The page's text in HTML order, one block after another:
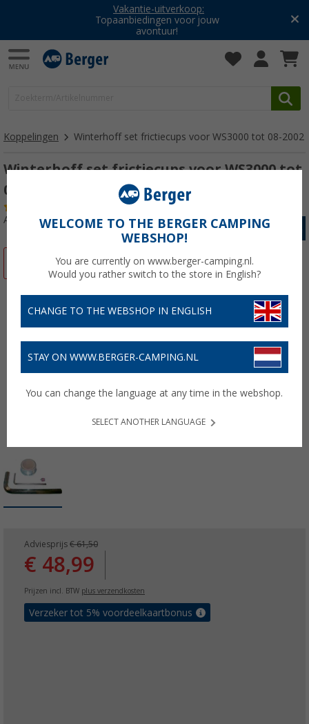
Vakantie-uitverkoop:
Topaanbiedingen voor jouw
avontuur!
Koppelingen Winterhoff set frictiecups voor WS3000 tot 08-2002
Winterhoff set frictiecups voor WS3000 tot
08-2002
Artikelnr: 154880
Adviesprijs € 61,50
€ 48,99
Prijzen incl. BTW plus verzendkosten
Verzeker tot 5% voordeelkaartbonus
WELCOME TO THE BERGER CAMPING
WEBSHOP!
You are currently on www.berger-camping.nl.
Would you rather switch to the store in English?
CHANGE TO THE WEBSHOP IN ENGLISH
STAY ON WWW.BERGER-CAMPING.NL
You can change the language at any time in the webshop.
SELECT ANOTHER LANGUAGE